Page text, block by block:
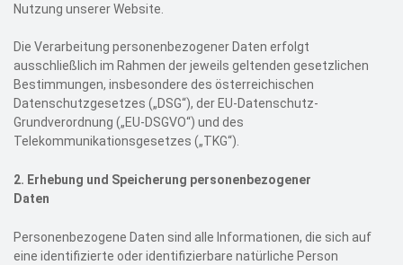
Nutzung unserer Website.
Die Verarbeitung personenbezogener Daten erfolgt
ausschließlich im Rahmen der jeweils geltenden gesetzlichen
Bestimmungen, insbesondere des österreichischen
Datenschutzgesetzes („DSG“), der EU-Datenschutz-
Grundverordnung („EU-DSGVO“) und des
Telekommunikationsgesetzes („TKG“).
2. Erhebung und Speicherung personenbezogener
Daten
Personenbezogene Daten sind alle Informationen, die sich auf
eine identifizierte oder identifizierbare natürliche Person